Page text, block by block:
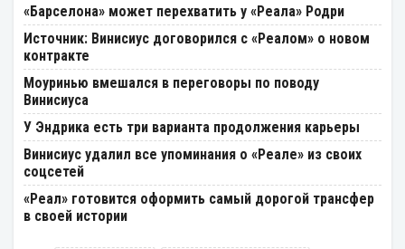
«Барселона» может перехватить у «Реала» Родри
Источник: Винисиус договорился с «Реалом» о новом
контракте
Моуринью вмешался в переговоры по поводу
Винисиуса
У Эндрика есть три варианта продолжения карьеры
Винисиус удалил все упоминания о «Реале» из своих
соцсетей
«Реал» готовится оформить самый дорогой трансфер
в своей истории